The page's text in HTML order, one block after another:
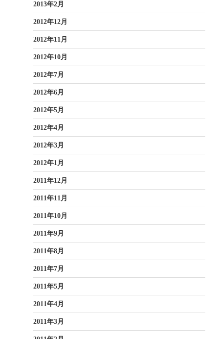
2013年2月
2012年12月
2012年11月
2012年10月
2012年7月
2012年6月
2012年5月
2012年4月
2012年3月
2012年1月
2011年12月
2011年11月
2011年10月
2011年9月
2011年8月
2011年7月
2011年5月
2011年4月
2011年3月